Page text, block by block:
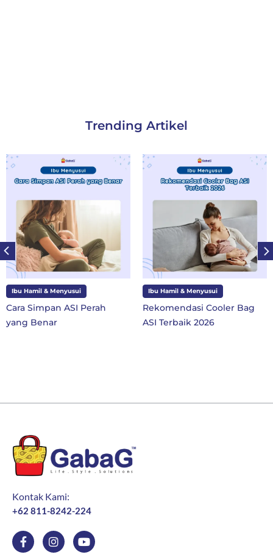
Trending Artikel
Ibu Hamil & Menyusui
Rekomendasi Cooler Bag
ASI Terbaik 2026
Ibu dan Anak
10 Perlengkapan
SD Kelas 1 di
Kontak Kami:
+62 811-8242-224
F
a
I
n
Y
o